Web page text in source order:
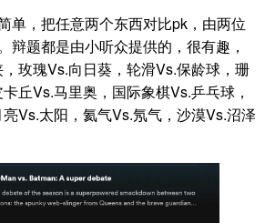
单，把任意两个东西对比pk，由两位
辩题都是由小听众提供的，很有趣，
玫瑰Vs.向日葵，轮滑Vs.保龄球，珊
丘Vs.马里奥，国际象棋Vs.乒乓球，
Vs.太阳，氦气Vs.氖气，沙漠Vs.沼泽